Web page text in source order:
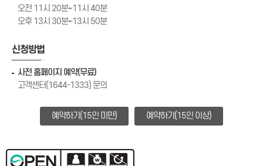
오전 11시 20분~11시 40분
오후 13시 30분~13시 50분
신청방법
사전 홈페이지 예약(무료)
고객센터(1644-1333) 문의
예약하기(15인 미만) 예약하기(15인 이상)